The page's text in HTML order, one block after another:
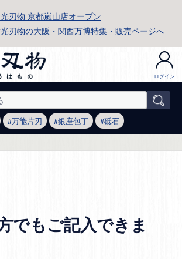
刃物 京都嵐山店オープン
刃物の大阪・関西万博特集・販売ページへ
ログイン
万能片刃 銀座包丁 砥石
でもご記入できま